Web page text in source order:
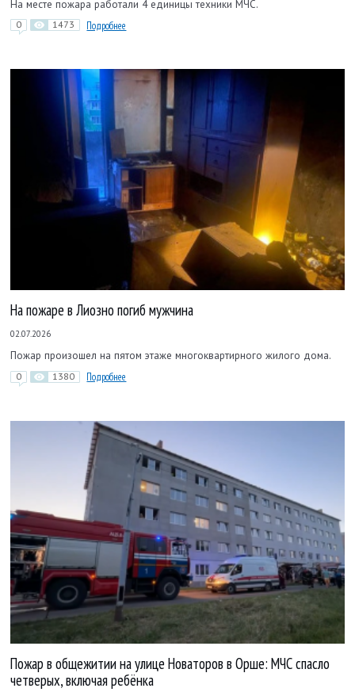
На месте пожара работали 4 единицы техники МЧС.
0 1473 Подробнее
На пожаре в Лиозно погиб мужчина
02.07.2026
Пожар произошел на пятом этаже многоквартирного жилого дома.
0 1380 Подробнее
Пожар в общежитии на улице Новаторов в Орше: МЧС спасло
четверых, включая ребёнка